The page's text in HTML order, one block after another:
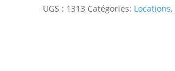
UGS : 1313 Catégories: Locations,